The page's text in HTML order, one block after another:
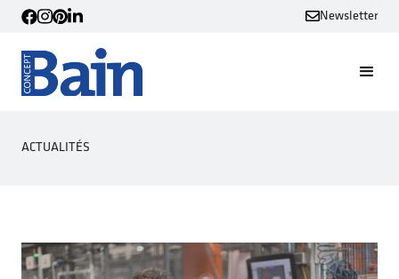
Newsletter
ACTUALITÉS